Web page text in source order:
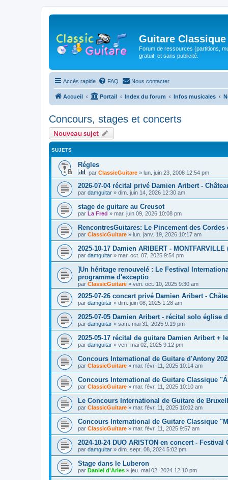
Guitare Classique
Forum de ressources (partitions,
gratuit, et sans publicité.
Accès rapide FAQ Nous contacter
Accueil Portail Index du forum Infos musicales
Concours, stages et concerts
Nouveau sujet
SUJETS
Régles
par ClassicGuitare » lun. juin 23, 2008 12:54 pm
2026-07-04 récital privé Damien Aribert -
par damguitar » dim. juin 14, 2026 12:30 am
stage de guitare au Creusot
par La Fred » mar. juin 09, 2026 10:08 pm
RencontresGuitares: Le Pincement des
par ClassicGuitare » lun. janv. 19, 2026 10:17 am
2025-10-17 Damien ARIBERT -
par damguitar » mar. oct. 07, 2025 9:54 pm
]Un héritage renouvelé : Le Festival
programme d'exceptio
par ClassicGuitare » ven. oct. 10, 2025 9:30 am
2025-07-26 concert privé Damien Aribert -
par damguitar » dim. juin 08, 2025 1:28 am
2025-07-05 Damien Aribert - récital solo église
par damguitar » sam. mai 31, 2025 9:19 pm
2025-05-17 récital de guitare Damien Aribert +
par damguitar » ven. mai 02, 2025 9:12 pm
Concours International de Guitare d'Antony
par ClassicGuitare » mar. févr. 11, 2025 10:14 am
Concours International de Guitare Classique
par ClassicGuitare » mar. févr. 11, 2025 10:10 am
Le Concours International de Guitare de
par ClassicGuitare » mar. févr. 11, 2025 10:02 am
Concours International de Guitare Classique
par ClassicGuitare » mar. févr. 11, 2025 9:57 am
2024-10-24 DUO ARISTON en concert -
par damguitar » dim. sept. 08, 2024 5:02 pm
Stage dans le Luberon
par Daniel d'Arles » jeu. mai 02, 2024 12:10 pm